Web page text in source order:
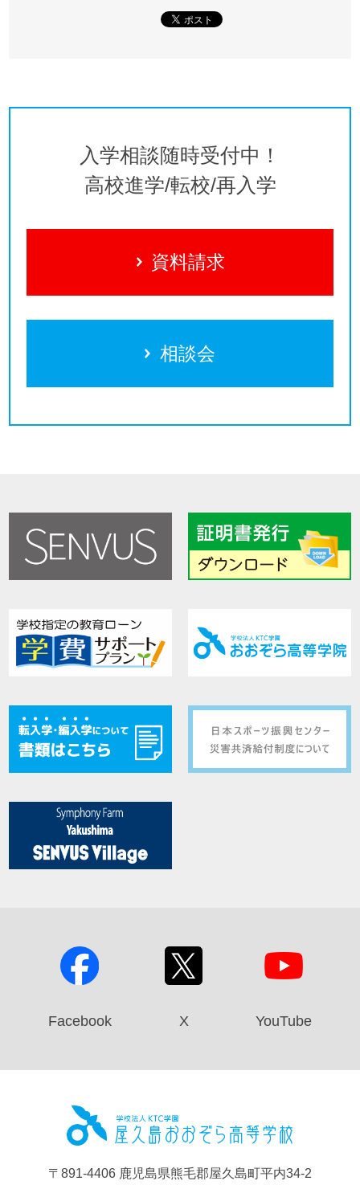
入学相談随時受付中！
高校進学/転校/再入学
資料請求
相談会
Facebook X YouTube
〒891-4406 鹿児島県熊毛郡屋久島町平内34-2